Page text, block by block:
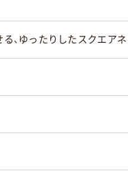
、ゆったりしたスクエア